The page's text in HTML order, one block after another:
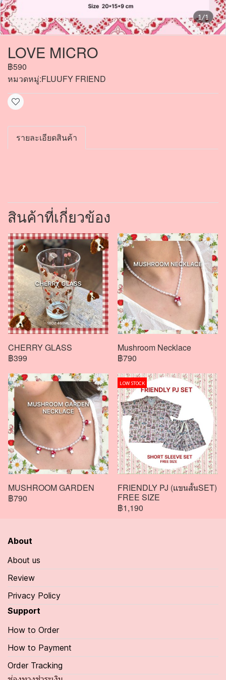
1/1
LOVE MICRO
฿590
หมวดหมู่:FLUUFY FRIEND
รายละเอียดสินค้า
สินค้าที่เกี่ยวข้อง
CHERRY GLASS
฿399
Mushroom Necklace
฿790
MUSHROOM GARDEN
฿790
LOW STOCK
FRIENDLY PJ (เเขนสั้นSET)
FREE SIZE
฿1,190
About
About us
Review
Privacy Policy
Support
How to Order
How to Payment
Order Tracking